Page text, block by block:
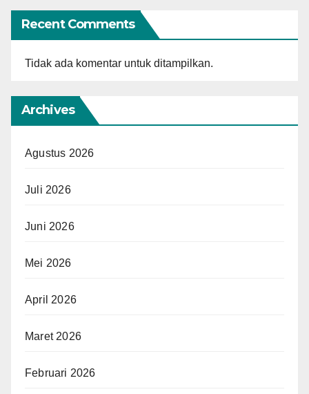
Recent Comments
Tidak ada komentar untuk ditampilkan.
Archives
Agustus 2026
Juli 2026
Juni 2026
Mei 2026
April 2026
Maret 2026
Februari 2026